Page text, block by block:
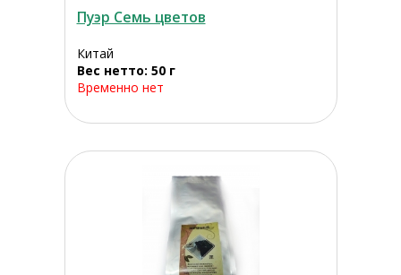
Пуэр Семь цветов
Китай
Вес нетто: 50 г
Временно нет